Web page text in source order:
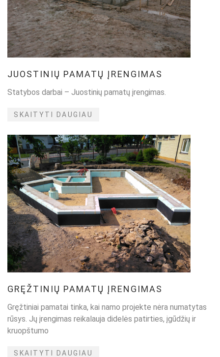
JUOSTINIŲ PAMATŲ ĮRENGIMAS
Statybos darbai – Juostinių pamatų įrengimas.
SKAITYTI DAUGIAU
GRĘŽTINIŲ PAMATŲ ĮRENGIMAS
Gręžtiniai pamatai tinka, kai namo projekte nėra numatytas
rūsys. Jų įrengimas reikalauja didelės patirties, įgūdžių ir
kruopštumo
SKAITYTI DAUGIAU